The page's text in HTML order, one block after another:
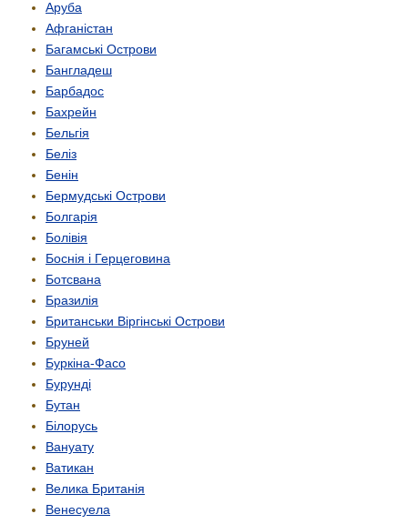
Аруба
Афганістан
Багамські Острови
Бангладеш
Барбадос
Бахрейн
Бельгія
Беліз
Бенін
Бермудські Острови
Болгарія
Болівія
Боснія і Герцеговина
Ботсвана
Бразилія
Британськи Віргінські Острови
Бруней
Буркіна-Фасо
Бурунді
Бутан
Білорусь
Вануату
Ватикан
Велика Британія
Венесуела